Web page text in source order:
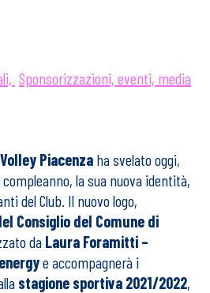
Sponsorizzazioni, eventi, media
Piacenza ha svelato oggi,
la sua nuova identità,
del Club. Il nuovo logo,
Consiglio del Comune di
da Laura Foramitti –
e accompagnerà i
stagione sportiva 2021/2022,